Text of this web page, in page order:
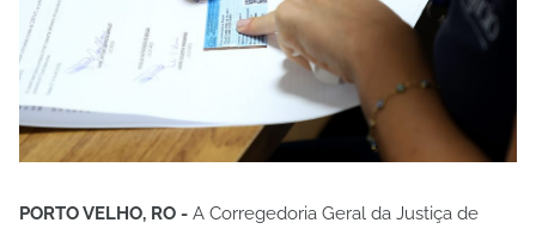
PORTO VELHO, RO - A Corregedoria Geral da Justiça de